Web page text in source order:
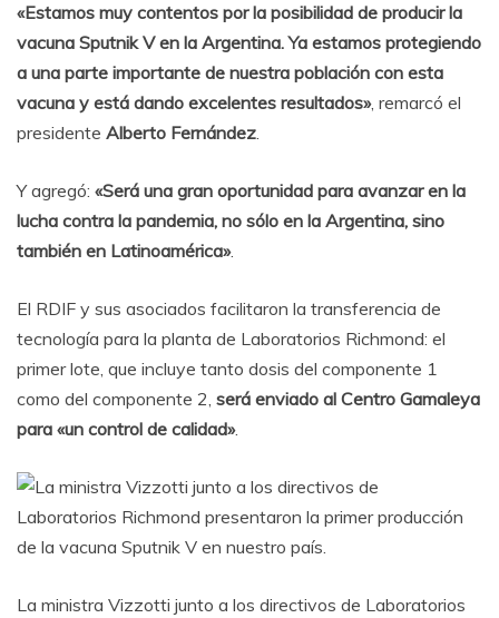
«Estamos muy contentos por la posibilidad de producir la
vacuna Sputnik V en la Argentina. Ya estamos protegiendo
a una parte importante de nuestra población con esta
vacuna y está dando excelentes resultados», remarcó el
presidente Alberto Fernández.
Y agregó: «Será una gran oportunidad para avanzar en la
lucha contra la pandemia, no sólo en la Argentina, sino
también en Latinoamérica».
El RDIF y sus asociados facilitaron la transferencia de
tecnología para la planta de Laboratorios Richmond: el
primer lote, que incluye tanto dosis del componente 1
como del componente 2, será enviado al Centro Gamaleya
para «un control de calidad».
La ministra Vizzotti junto a los directivos de Laboratorios